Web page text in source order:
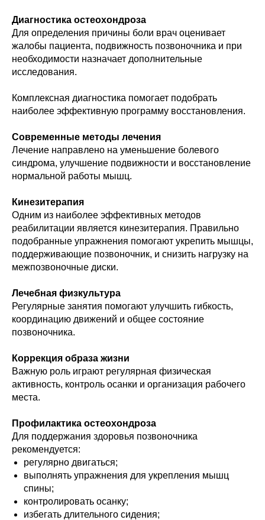
Диагностика остеохондроза
Для определения причины боли врач оценивает
жалобы пациента, подвижность позвоночника и при
необходимости назначает дополнительные
исследования.
Комплексная диагностика помогает подобрать
наиболее эффективную программу восстановления.
Современные методы лечения
Лечение направлено на уменьшение болевого
синдрома, улучшение подвижности и восстановление
нормальной работы мышц.
Кинезитерапия
Одним из наиболее эффективных методов
реабилитации является кинезитерапия. Правильно
подобранные упражнения помогают укрепить мышцы,
поддерживающие позвоночник, и снизить нагрузку на
межпозвоночные диски.
Лечебная физкультура
Регулярные занятия помогают улучшить гибкость,
координацию движений и общее состояние
позвоночника.
Коррекция образа жизни
Важную роль играют регулярная физическая
активность, контроль осанки и организация рабочего
места.
Профилактика остеохондроза
Для поддержания здоровья позвоночника
рекомендуется:
регулярно двигаться;
выполнять упражнения для укрепления мышц
спины;
контролировать осанку;
избегать длительного сидения;